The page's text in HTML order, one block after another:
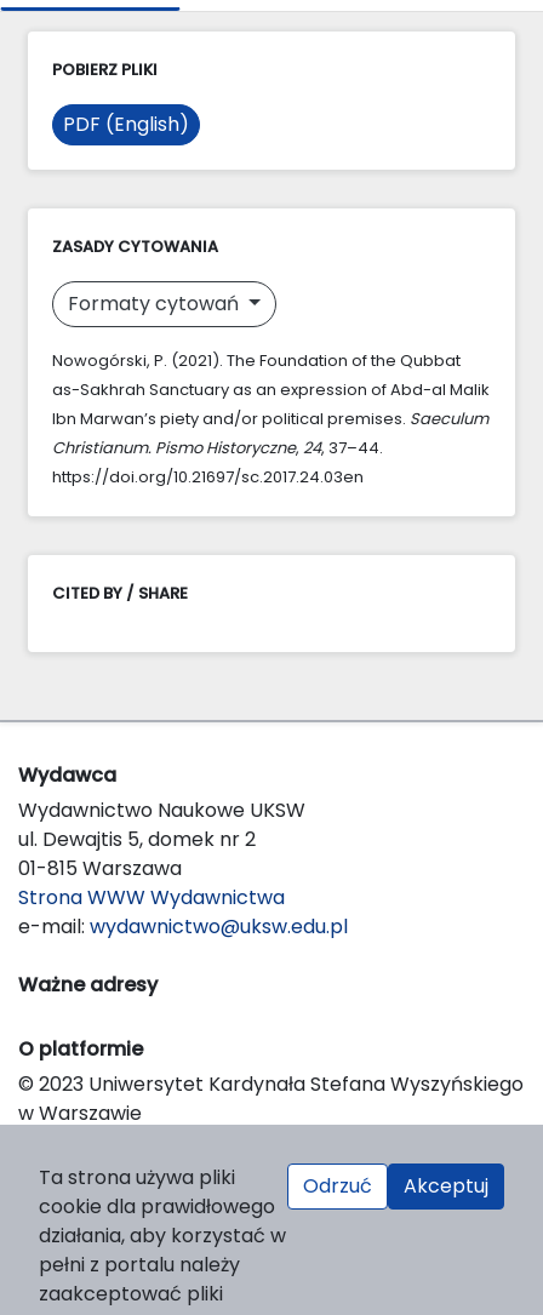
POBIERZ PLIKI
PDF (English)
ZASADY CYTOWANIA
Formaty cytowań
Nowogórski, P. (2021). The Foundation of the Qubbat
as-Sakhrah Sanctuary as an expression of Abd-al Malik
Ibn Marwan’s piety and/or political premises. Saeculum
Christianum. Pismo Historyczne, 24, 37–44.
https://doi.org/10.21697/sc.2017.24.03en
CITED BY / SHARE
Wydawca
Wydawnictwo Naukowe UKSW
ul. Dewajtis 5, domek nr 2
01-815 Warszawa
Strona WWW Wydawnictwa
e-mail: wydawnictwo@uksw.edu.pl
Ważne adresy
O platformie
© 2023 Uniwersytet Kardynała Stefana Wyszyńskiego
w Warszawie
Platform & Workflow by OJS/PKP
Ta strona używa pliki
cookie dla prawidłowego
działania, aby korzystać w
pełni z portalu należy
zaakceptować pliki
Odrzuć Akceptuj